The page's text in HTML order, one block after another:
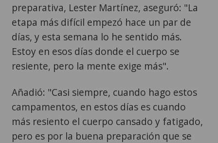
preparativa, Lester Martínez, aseguró: "La
etapa más difícil empezó hace un par de
días, y esta semana lo he sentido más.
Estoy en esos días donde el cuerpo se
resiente, pero la mente exige más".
Añadió: "Casi siempre, cuando hago estos
campamentos, en estos días es cuando
más resiento el cuerpo cansado y fatigado,
pero es por la buena preparación que se